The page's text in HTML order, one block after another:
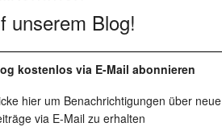
unserem Blog!
kostenlos via E-Mail abonnieren
hier um Benachrichtigungen über neue
via E-Mail zu erhalten